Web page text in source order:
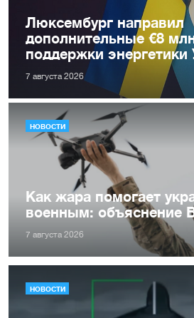
Люксембург направил
дополнительные €8
поддержки
7 августа 2026
НОВОСТИ
Как жара помогает
военным: объяснение
7 августа 2026
НОВОСТИ